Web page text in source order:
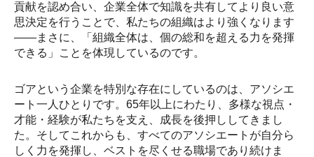
貢献を認め合い、企業全体で知識を共有してより良い意
思決定を行うことで、私たちの組織はより強くなります
――まさに、「組織全体は、個の総和を超える力を発揮
できる」ことを体現しているのです。
ゴアという企業を特別な存在にしているのは、アソシエ
ート一人ひとりです。65年以上にわたり、多様な視点・
才能・経験が私たちを支え、成長を後押ししてきまし
た。そしてこれからも、すべてのアソシエートが自分ら
しく力を発揮し、ベストを尽くせる職場であり続けま